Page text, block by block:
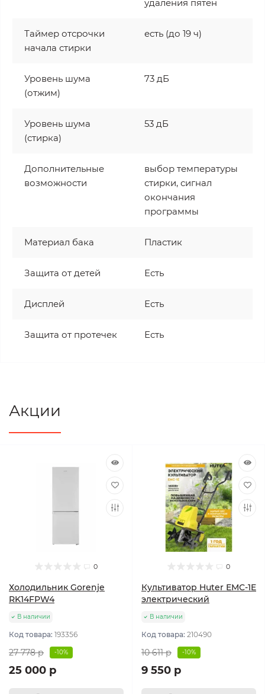
удаления пятен
Таймер отсрочки
начала стирки
есть (до 19 ч)
Уровень шума
(отжим)
73 дБ
Уровень шума
(стирка)
53 дБ
Дополнительные
возможности
выбор температуры
стирки, сигнал
окончания
программы
Материал бака Пластик
Защита от детей Есть
Дисплей Есть
Защита от протечек Есть
Акции
0
Холодильник Gorenje
RK14FPW4
В наличии
Код товара: 193356
27 778 р -10%
25 000 р
0
Культиватор Huter ЕМС-1E
электрический
В наличии
Код товара: 210490
10 611 р -10%
9 550 р